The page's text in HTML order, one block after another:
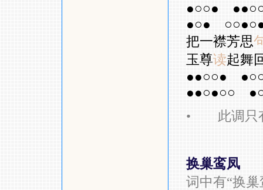
●○○●
●○●
把一襟芳思
玉尊读起舞
●●○○●
●●○●○○
• 此调只有
换巢鸾凤
词中有“换巢